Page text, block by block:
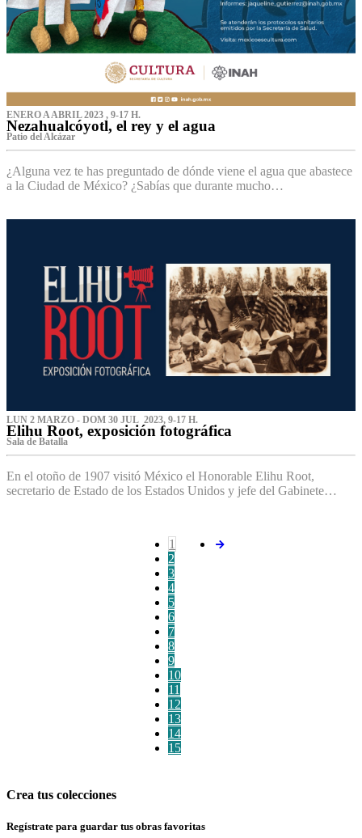
ENERO A ABRIL 2023 , 9-17 H.
Nezahualcóyotl, el rey y el agua
Patio del Alcázar
¿Alguna vez te has preguntado de dónde viene el agua que abastece
a la Ciudad de México? ¿Sabías que durante mucho…
LUN 2 MARZO - DOM 30 JUL 2023, 9-17 H.
Elihu Root, exposición fotográfica
Sala de Batalla
En el otoño de 1907 visitó México el Honorable Elihu Root,
secretario de Estado de los Estados Unidos y jefe del Gabinete…
1
2
3
4
5
6
7
8
9
10
11
12
13
14
15
Crea tus colecciones
Regístrate para guardar tus obras favoritas